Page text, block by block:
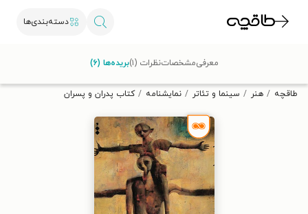
دسته‌بندی‌ها
تخفیف از طاقچه دریافت کن.
طاقچه هنر سینما و تئاتر نمایشنامه کتاب پدران و پسران
معرفیمشخصاتنظرات (۱) بریده‌ها (۶)